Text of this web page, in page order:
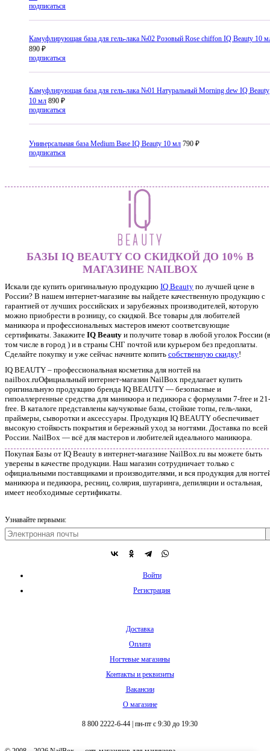
подписаться
Камуфлирующая база для гель-лака №02 Розовый Rose chiffon IQ Beauty 10
890 ₽
подписаться
Камуфлирующая база для гель-лака №01 Натуральный Morning dew IQ Beauty
10 мл 890 ₽
подписаться
Универсальная база Medium Base IQ Beauty 10 мл 790 ₽
подписаться
БАЗЫ IQ BEAUTY СО СКИДКОЙ ДО 10% В
МАГАЗИНЕ NAILBOX
Искали где купить оригинальную продукцию IQ Beauty по лучшей цене в
России? В нашем интернет-магазине вы найдете качественную продукцию с
гарантией от лучших российских и зарубежных производителей, которую
можно приобрести в розницу, со скидкой. Все товары для любителей
маникюра и профессиональных мастеров имеют соответсвующие
сертификаты. Закажите IQ Beauty и получите товар в любой уголок России (в
том числе в город ) и в страны СНГ почтой или курьером без предоплаты.
Сделайте покупку и уже сейчас начните копить собственную скидку!
IQ BEAUTY – профессиональная косметика для ногтей на
nailbox.ruОфициальный интернет-магазин NailBox предлагает купить
оригинальную продукцию бренда IQ BEAUTY — безопасные и
гипоаллергенные средства для маникюра и педикюра с формулами 7-free и 21-
free. В каталоге представлены каучуковые базы, стойкие топы, гель-лаки,
праймеры, сыворотки и аксессуары. Продукция IQ BEAUTY обеспечивает
высокую стойкость покрытия и бережный уход за ногтями. Доставка по всей
России. NailBox — всё для мастеров и любителей идеального маникюра.
Покупая Базы от IQ Beauty в интернет-магазине NailBox.ru вы можете быть
уверены в качестве продукции. Наш магазин сотрудничает только с
официальными поставщиками и производителями, и вся продукция для
маникюра и педикюра, ресниц, солярия, шугаринга, депиляции и остальная,
имеет необходимые сертификаты.
Узнавайте первыми:
Войти
Регистрация
Доставка
Оплата
Ногтевые магазины
Контакты и реквизиты
Вакансии
О магазине
8 800 2222-6-44 пн-пт с 9:30 до 19:30